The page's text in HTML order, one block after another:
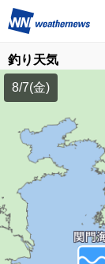
釣り天気
8/7(金)